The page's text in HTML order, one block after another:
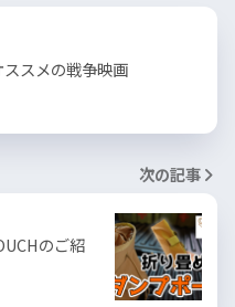
スメの戦争映画
次の記事
のご紹